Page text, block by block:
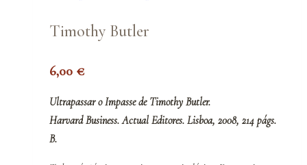
Timothy Butler
6,00 €
Ultrapassar o Impasse de Timothy Butler.
Harvard Business. Actual Editores. Lisboa, 2008, 214 págs.
B.